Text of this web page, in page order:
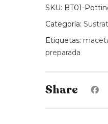
quantity
SKU: BT01-
Categoría:
Etiquetas:
preparada
Share